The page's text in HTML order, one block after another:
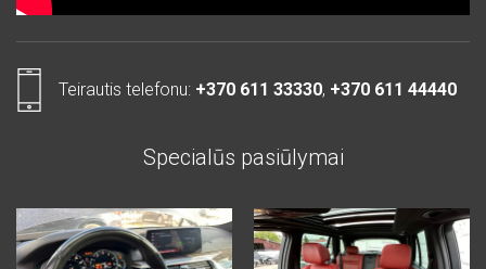
Teirautis telefonu: +370 611 33330, +370 611 44440
Specialūs pasiūlymai